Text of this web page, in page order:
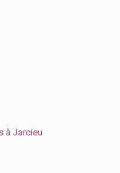
à Jarcieu